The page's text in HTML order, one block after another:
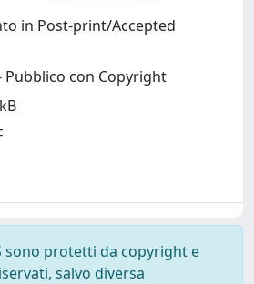
in Post-print/Accepted
Pubblico con Copyright
sono protetti da copyright e
salvo diversa